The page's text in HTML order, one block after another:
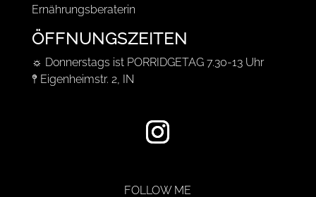
Ernährungsberaterin
ÖFFNUNGSZEITEN
☼ Donnerstags ist PORRIDGETAG 7.30-13 Uhr
𖤥 Eigenheimstr. 2, IN
FOLLOW ME